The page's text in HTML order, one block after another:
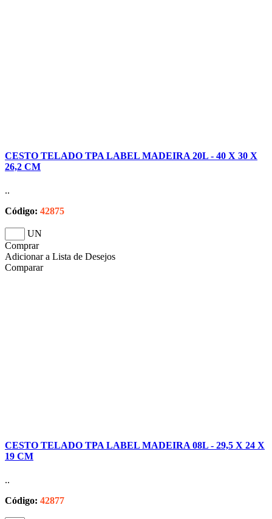
CESTO TELADO TPA LABEL MADEIRA 20L - 40 X 30 X
26,2 CM
..
Código: 42875
UN
Comprar
Adicionar a Lista de Desejos
Comparar
CESTO TELADO TPA LABEL MADEIRA 08L - 29,5 X 24 X
19 CM
..
Código: 42877